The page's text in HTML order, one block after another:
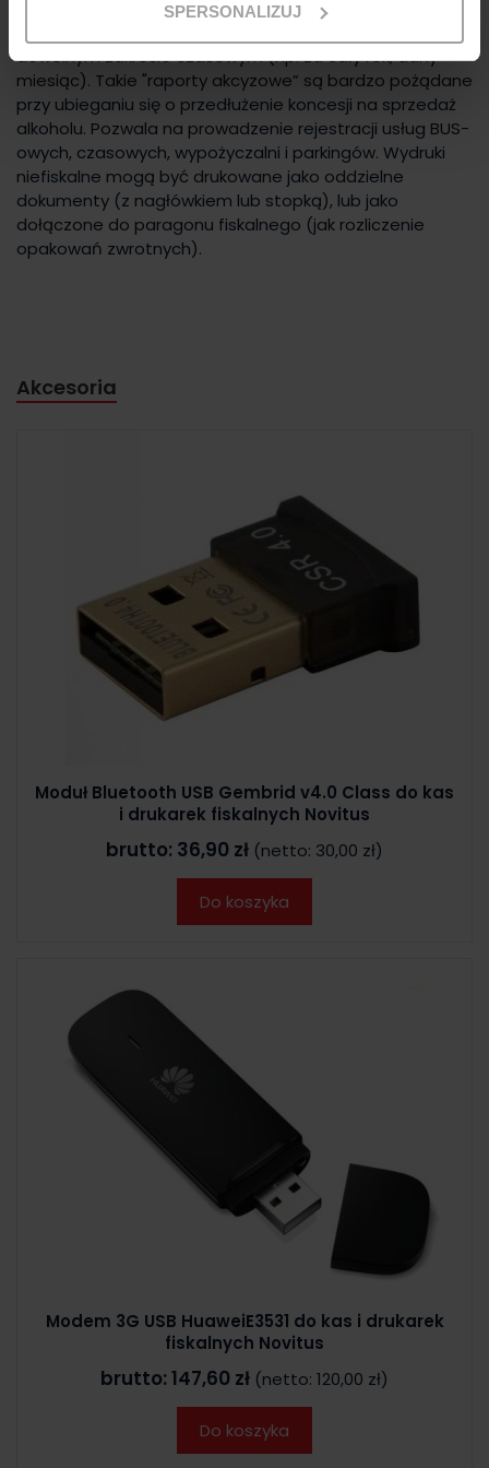
SPERSONALIZUJ
skasowanie całej bazy) kasa pozwoli na wydrukowanie
dowolnym zakresie czasowym (np. za cały rok, dany
miesiąc). Takie "raporty akcyzowe” są bardzo pożądane
przy ubieganiu się o przedłużenie koncesji na sprzedaż
alkoholu. Pozwala na prowadzenie rejestracji usług BUS-
owych, czasowych, wypożyczalni i parkingów. Wydruki
niefiskalne mogą być drukowane jako oddzielne
dokumenty (z nagłówkiem lub stopką), lub jako
dołączone do paragonu fiskalnego (jak rozliczenie
opakowań zwrotnych).
Akcesoria
Moduł Bluetooth USB Gembrid v4.0 Class do kas
i drukarek fiskalnych Novitus
brutto: 36,90 zł (netto: 30,00 zł)
Do koszyka
Modem 3G USB HuaweiE3531 do kas i drukarek
fiskalnych Novitus
brutto: 147,60 zł (netto: 120,00 zł)
Do koszyka